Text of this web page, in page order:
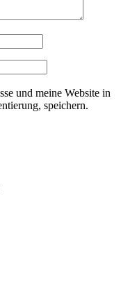
und meine Website in
speichern.